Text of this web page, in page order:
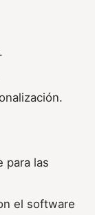
para las
el software